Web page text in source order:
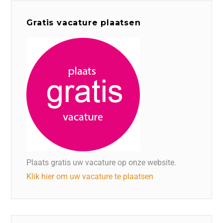
Gratis vacature plaatsen
Plaats gratis uw vacature op onze website.
Klik hier om uw vacature te plaatsen